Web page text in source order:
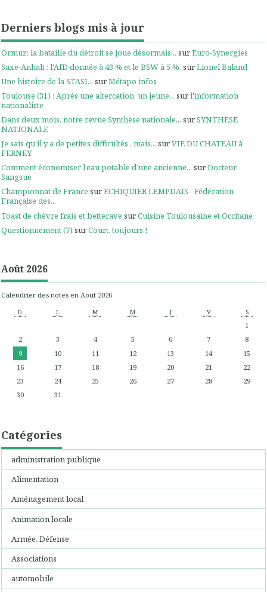
Derniers blogs mis à jour
Ormuz: la bataille du détroit se joue désormais... surEuro-Synergies
Saxe-Anhalt : l'AfD donnée à 43 % et le BSW à 5 %. surLionel Baland
Une histoire de la STASI... surMétapo infos
Toulouse (31) : Après une altercation, un jeune... surl'information
nationaliste
Dans deux mois, notre revue Synthèse nationale... surSYNTHESE
NATIONALE
Je sais qu'il y a de petites difficultés , mais... surVIE DU CHATEAU à
FERNEY
Comment économiser l’eau potable d’une ancienne... surDocteur
Sangsue
Championnat de France surECHIQUIER LEMPDAIS - Fédération
Française des...
Toast de chèvre frais et betterave surCuisine Toulousaine et Occitane
Questionnement (7) surCourt, toujours !
Août 2026
Calendrier des notes en Août 2026
D L M M J V S
1
2
3 4 5 6 7
8
9
10 11 12 13 14
15
16
17 18 19 20 21
22
23
24 25 26 27 28
29
30
31
Catégories
administration publique
Alimentation
Aménagement local
Animation locale
Armée, Défense
Associations
automobile